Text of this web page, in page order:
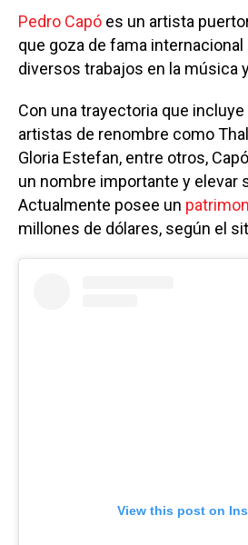
Pedro Capó es un artista
que goza de fama
diversos trabajos en la música
Con una trayectoria que
artistas de renombre como
Gloria Estefan, entre otros,
un nombre importante y elevar
Actualmente posee un
millones de dólares, según el
View this post on